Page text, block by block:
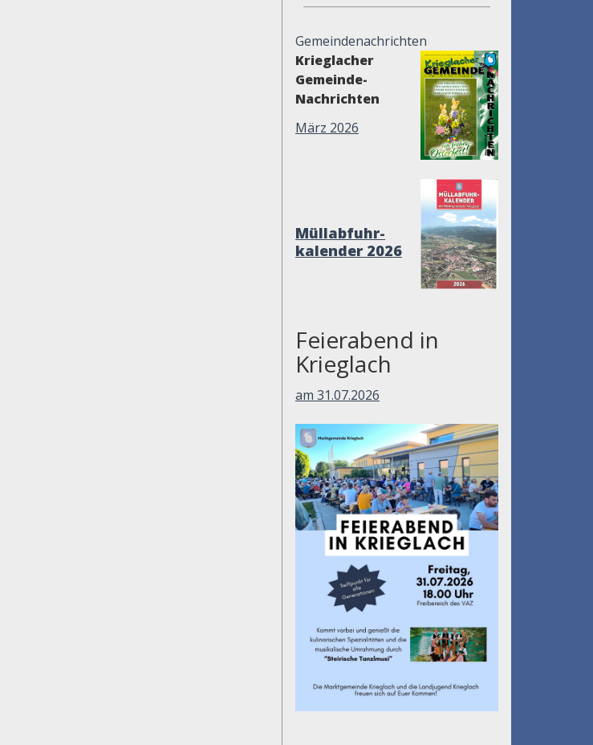
Gemeindenachrichten
Krieglacher
Gemeinde-
Nachrichten
März 2026
Müllabfuhr-
kalender 2026
Feierabend in
Krieglach
am 31.07.2026